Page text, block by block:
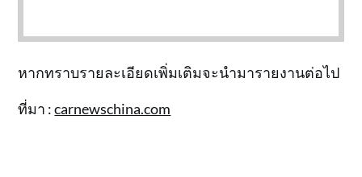
หากทราบรายละเอียดเพิ่มเติมจะนำมารายงานต่อไป
ที่มา :carnewschina.com